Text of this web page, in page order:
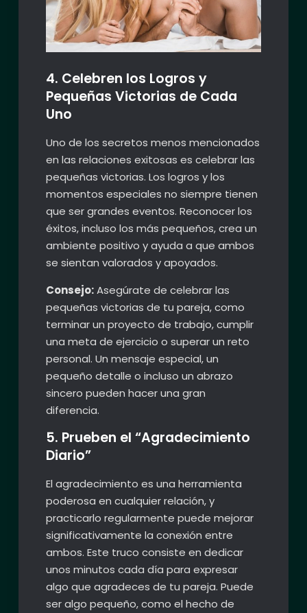
4. Celebren los Logros y
Pequeñas Victorias de Cada
Uno
Uno de los secretos menos mencionados
en las relaciones exitosas es celebrar las
pequeñas victorias. Los logros y los
momentos especiales no siempre tienen
que ser grandes eventos. Reconocer los
éxitos, incluso los más pequeños, crea un
ambiente positivo y ayuda a que ambos
se sientan valorados y apoyados.
Consejo:Asegúrate de celebrar las
pequeñas victorias de tu pareja, como
terminar un proyecto de trabajo, cumplir
una meta de ejercicio o superar un reto
personal. Un mensaje especial, un
pequeño detalle o incluso un abrazo
sincero pueden hacer una gran
diferencia.
5. Prueben el “Agradecimiento
Diario”
El agradecimiento es una herramienta
poderosa en cualquier relación, y
practicarlo regularmente puede mejorar
significativamente la conexión entre
ambos. Este truco consiste en dedicar
unos minutos cada día para expresar
algo que agradeces de tu pareja. Puede
ser algo pequeño, como el hecho de